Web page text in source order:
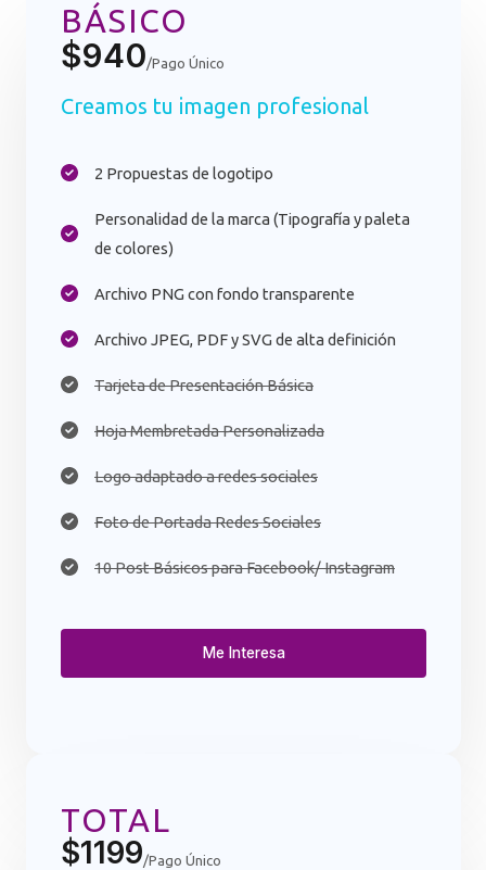
BÁSICO
$940/Pago Único
Creamos tu imagen profesional
2 Propuestas de logotipo​
Personalidad de la marca (Tipografía y paleta
de colores)
Archivo PNG con fondo transparente​
Archivo JPEG, PDF y SVG de alta definición
Tarjeta de Presentación Básica
Hoja Membretada Personalizada​
Logo adaptado a redes sociales
Foto de Portada Redes Sociales
10 Post Básicos para Facebook/ Instagram​
Me Interesa
TOTAL
$1199/Pago Único